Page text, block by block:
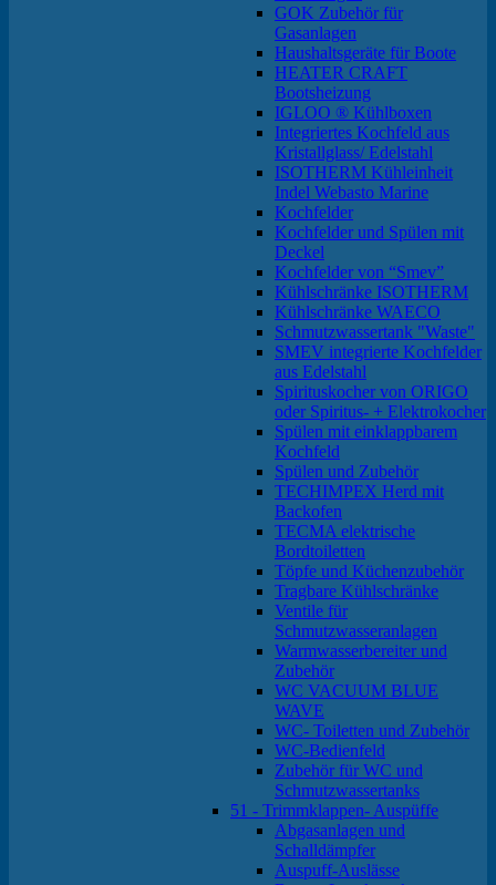
GOK Zubehör für
Gasanlagen
Haushaltsgeräte für Boote
HEATER CRAFT
Bootsheizung
IGLOO ® Kühlboxen
Integriertes Kochfeld aus
Kristallglass/ Edelstahl
ISOTHERM Kühleinheit
Indel Webasto Marine
Kochfelder
Kochfelder und Spülen mit
Deckel
Kochfelder von “Smev”
Kühlschränke ISOTHERM
Kühlschränke WAECO
Schmutzwassertank "Waste"
SMEV integrierte Kochfelder
aus Edelstahl
Spirituskocher von ORIGO
oder Spiritus- + Elektrokocher
Spülen mit einklappbarem
Kochfeld
Spülen und Zubehör
TECHIMPEX Herd mit
Backofen
TECMA elektrische
Bordtoiletten
Töpfe und Küchenzubehör
Tragbare Kühlschränke
Ventile für
Schmutzwasseranlagen
Warmwasserbereiter und
Zubehör
WC VACUUM BLUE
WAVE
WC- Toiletten und Zubehör
WC-Bedienfeld
Zubehör für WC und
Schmutzwassertanks
51 - Trimmklappen- Auspüffe
Abgasanlagen und
Schalldämpfer
Auspuff-Auslässe